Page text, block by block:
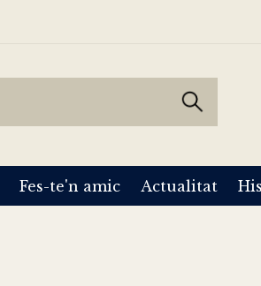
Fes-te'n amic Actualitat